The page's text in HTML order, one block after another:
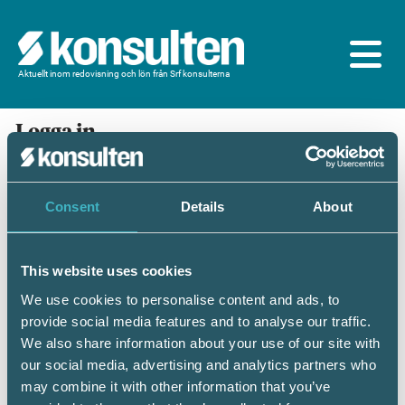
Consent Details About
This website uses cookies
We use cookies to personalise content and ads, to
provide social media features and to analyse our traffic.
We also share information about your use of our site with
our social media, advertising and analytics partners who
may combine it with other information that you’ve
Aktuellt inom redovisning och lön från Srf konsulterna
Logga in
En prenumeration ingår för dig som är
medlem/ansluten till Srf konsulterna. Du loggar in
med BankID eller samma lösenord som du har på
Mobilt BankID
Personnummer(ÅÅÅÅMMDDNNNN)